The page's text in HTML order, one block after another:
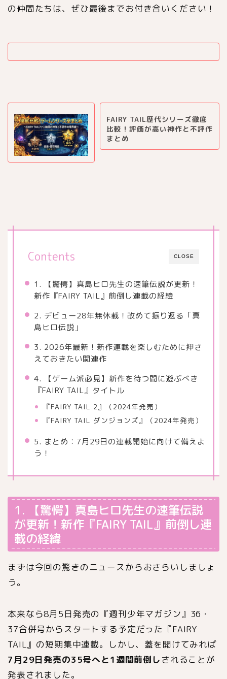
の仲間たちは、ぜひ最後までお付き合いください！
FAIRY TAIL歴代シリーズ徹底
比較！評価が高い神作と不評作
まとめ
CLOSE
Contents
1. 【驚愕】真島ヒロ先生の速筆伝説が更新！
新作『FAIRY TAIL』前倒し連載の経緯
2. デビュー28年無休載！改めて振り返る「真
島ヒロ伝説」
3. 2026年最新！新作連載を楽しむために押さ
えておきたい関連作
4. 【ゲーム派必見】新作を待つ間に遊ぶべき
『FAIRY TAIL』タイトル
『FAIRY TAIL 2』（2024年発売）
『FAIRY TAIL ダンジョンズ』（2024年発売）
5. まとめ：7月29日の連載開始に向けて備えよ
う！
1. 【驚愕】真島ヒロ先生の速筆伝説
が更新！新作『FAIRY TAIL』前倒し連
載の経緯
まずは今回の驚きのニュースからおさらいしましょ
う。
本来なら8月5日発売の『週刊少年マガジン』36・
37合併号からスタートする予定だった『FAIRY
TAIL』の短期集中連載。しかし、蓋を開けてみれば
7月29日発売の35号へと1週間前倒し されることが
発表されました。